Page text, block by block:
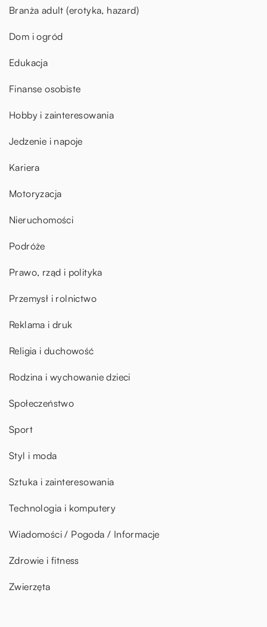
Branża adult (erotyka, hazard)
Dom i ogród
Edukacja
Finanse osobiste
Hobby i zainteresowania
Jedzenie i napoje
Kariera
Motoryzacja
Nieruchomości
Podróże
Prawo, rząd i polityka
Przemysł i rolnictwo
Reklama i druk
Religia i duchowość
Rodzina i wychowanie dzieci
Społeczeństwo
Sport
Styl i moda
Sztuka i zainteresowania
Technologia i komputery
Wiadomości / Pogoda / Informacje
Zdrowie i fitness
Zwierzęta